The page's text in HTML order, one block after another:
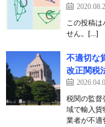
この投稿
せん。[…]
不適切な
改正関税
税関の監督
域で輸入貨
業者が不